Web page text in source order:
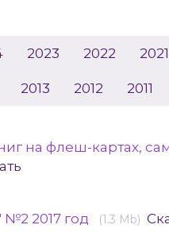
2023 2022 2021
2013 2012 2011
на флеш-картах,
2017 год (1.3 Mb)